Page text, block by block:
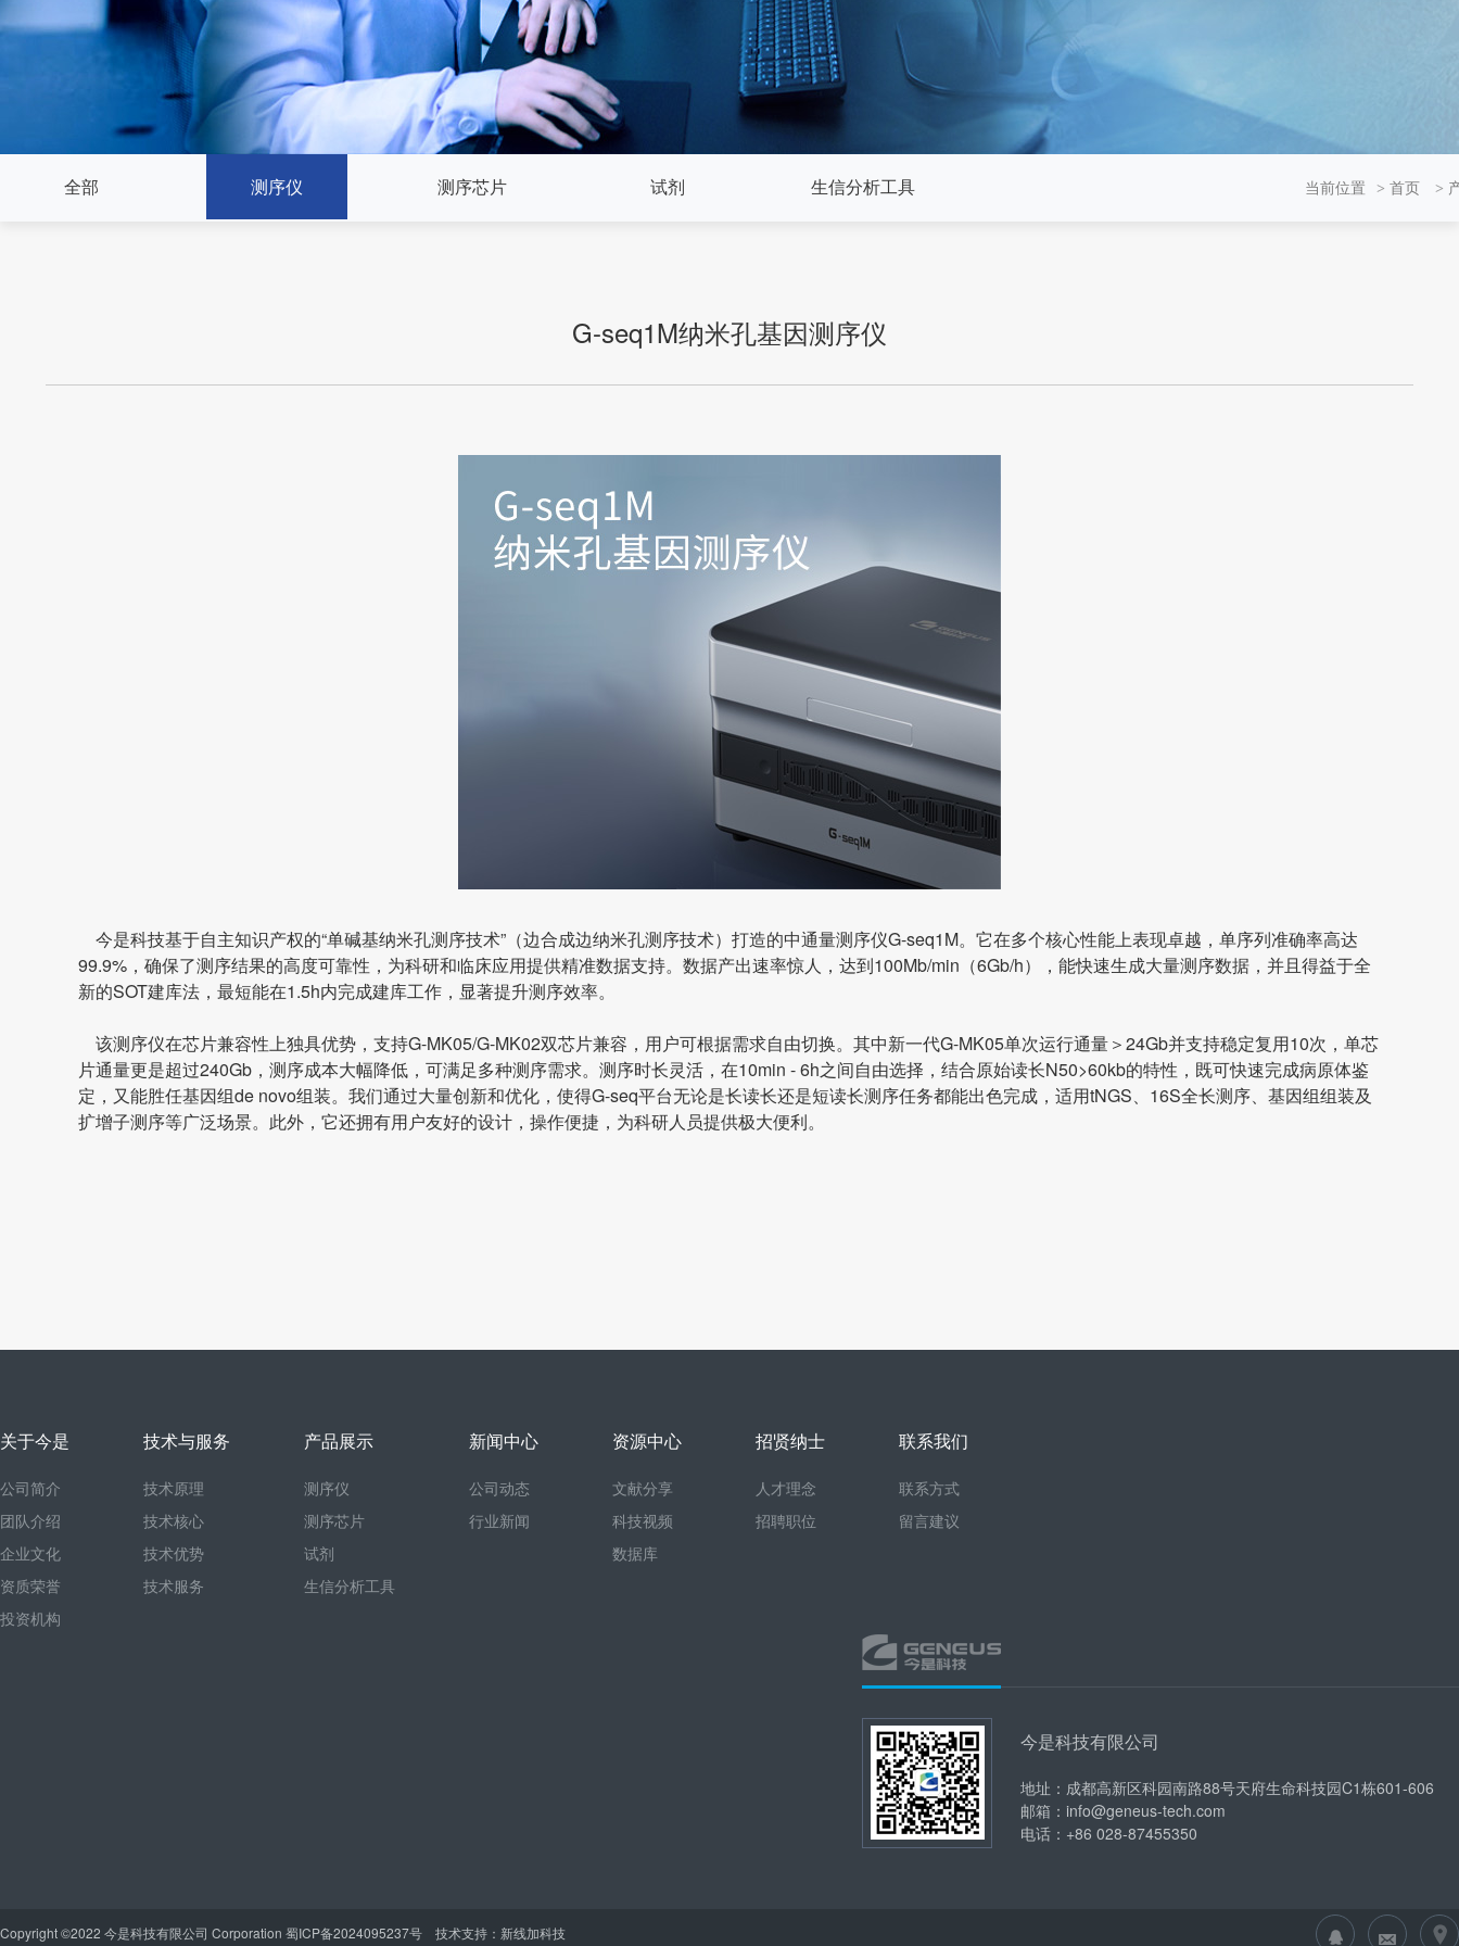
全部 测序仪 测序芯片 试剂 生信分析工具 当前位置 首页
G-seq1M纳米孔基因测序仪
今是科技基于自主知识产权的“单碱基纳米孔测序技术”（边合成边纳米孔测序技术）打造的中通量测序仪G-seq1M。它在多个核心性能上表现卓越，单序列准确率高达
99.9%，确保了测序结果的高度可靠性，为科研和临床应用提供精准数据支持。数据产出速率惊人，达到100Mb/min（6Gb/h），能快速生成大量测序数据，并且得益于全
新的SOT建库法，最短能在1.5h内完成建库工作，显著提升测序效率。
该测序仪在芯片兼容性上独具优势，支持G-MK05/G-MK02双芯片兼容，用户可根据需求自由切换。其中新一代G-MK05单次运行通量＞24Gb并支持稳定复用10次，单芯
片通量更是超过240Gb，测序成本大幅降低，可满足多种测序需求。测序时长灵活，在10min - 6h之间自由选择，结合原始读长N50>60kb的特性，既可快速完成病原体鉴
定，又能胜任基因组de novo组装。我们通过大量创新和优化，使得G-seq平台无论是长读长还是短读长测序任务都能出色完成，适用tNGS、16S全长测序、基因组组装及
扩增子测序等广泛场景。此外，它还拥有用户友好的设计，操作便捷，为科研人员提供极大便利。
关于今是
公司简介
团队介绍
企业文化
资质荣誉
投资机构
技术与服务
技术原理
技术核心
技术优势
技术服务
产品展示
测序仪
测序芯片
试剂
生信分析工具
新闻中心
公司动态
行业新闻
资源中心
文献分享
科技视频
数据库
招贤纳士
人才理念
招聘职位
联系我们
联系方式
留言建议
今是科技有限公司
地址：成都高新区科园南路88号天府生命科技园C1栋601-606
邮箱：info@geneus-tech.com
电话：+86 028-87455350
Copyright ©2022 今是科技有限公司 Corporation 蜀ICP备2024095237号 技术支持：新线加科技